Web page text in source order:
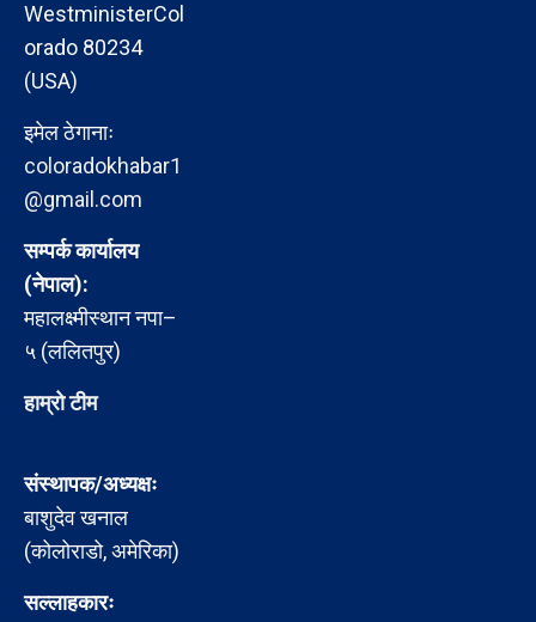
WestministerCol
orado 80234
(USA)
इमेल ठेगानाः
coloradokhabar1
@gmail.com
सम्पर्क कार्यालय
(नेपाल):
महालक्ष्मीस्थान नपा–
५ (ललितपुर)
हाम्रो टीम
संस्थापक/अध्यक्षः
बाशुदेव खनाल
(कोलोराडो, अमेरिका)
सल्लाहकारः